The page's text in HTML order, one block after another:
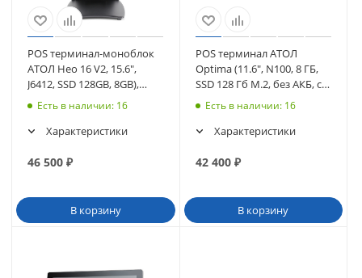
POS терминал-моноблок
АТОЛ Нео 16 V2, 15.6",
J6412, SSD 128GB, 8GB),
WiFi, без MSR, без ОС
Есть в наличии: 16
Характеристики
46 500 ₽
В корзину
POS терминал АТОЛ
Optima (11.6", N100, 8 ГБ,
SSD 128 Гб M.2, без АКБ, c
ОС). (63854)
Есть в наличии: 16
Характеристики
42 400₽
В корзину